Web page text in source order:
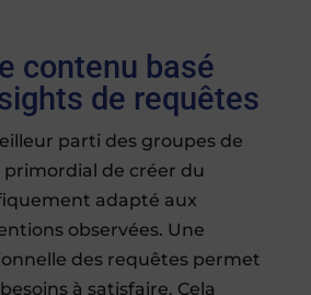
contenu basé
de requêtes
parti des groupes de
primordial de créer du
adapté aux
observées. Une
des requêtes permet
à satisfaire. Cela